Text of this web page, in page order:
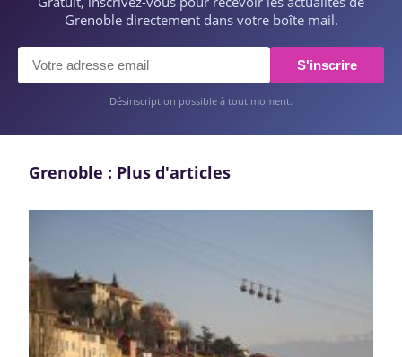
Grenoble directement dans votre boîte mail.
S'inscrire
Désinscription possible à tout moment.
Grenoble : Plus d'articles